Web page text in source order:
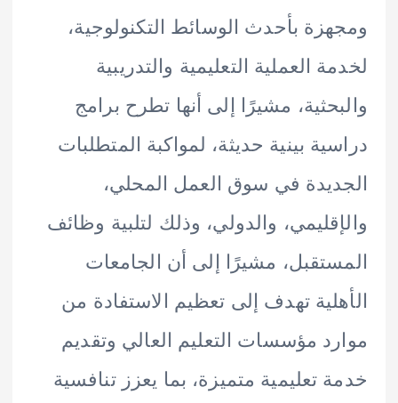
بأحدث الوسائط التكنولوجية،
العملية التعليمية والتدريبية
مشيرًا إلى أنها تطرح برامج
بينية حديثة، لمواكبة المتطلبات
في سوق العمل المحلي،
والدولي، وذلك لتلبية وظائف
مشيرًا إلى أن الجامعات
تهدف إلى تعظيم الاستفادة من
مؤسسات التعليم العالي وتقديم
تعليمية متميزة، بما يعزز تنافسية